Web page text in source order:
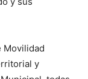
Movilidad
y